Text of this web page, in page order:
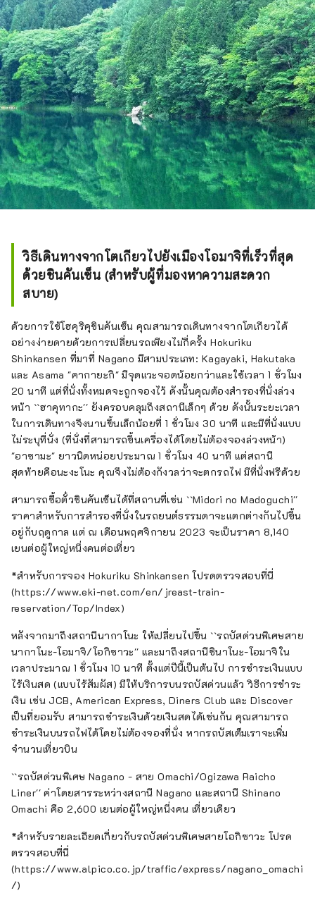
วิธีเดินทางจากโตเกียวไปยังเมืองโอมาจิที่เร็วที่สุด
ด้วยชินคันเซ็น (สำหรับผู้ที่มองหาความสะดวก
สบาย)
ด้วยการใช้โฮคุริคุชินคันเซ็น คุณสามารถเดินทางจากโตเกียวได้
อย่างง่ายดายด้วยการเปลี่ยนรถเพียงไม่กี่ครั้ง Hokuriku
Shinkansen ที่มาที่ Nagano มีสามประเภท: Kagayaki, Hakutaka
และ Asama "คากายะกิ" มีจุดแวะจอดน้อยกว่าและใช้เวลา 1 ชั่วโมง
20 นาที แต่ที่นั่งทั้งหมดจะถูกจองไว้ ดังนั้นคุณต้องสำรองที่นั่งล่วง
หน้า ``ฮาคุทากะ'' ยังครอบคลุมถึงสถานีเล็กๆ ด้วย ดังนั้นระยะเวลา
ในการเดินทางจึงนานขึ้นเล็กน้อยที่ 1 ชั่วโมง 30 นาที และมีที่นั่งแบบ
ไม่ระบุที่นั่ง (ที่นั่งที่สามารถขึ้นเครื่องได้โดยไม่ต้องจองล่วงหน้า)
"อาซามะ" ยาวนิดหน่อยประมาณ 1 ชั่วโมง 40 นาที แต่สถานี
สุดท้ายคือนะงะโนะ คุณจึงไม่ต้องกังวลว่าจะตกรถไฟ มีที่นั่งฟรีด้วย
สามารถซื้อตั๋วชินคันเซ็นได้ที่สถานที่เช่น ``Midori no Madoguchi''
ราคาสำหรับการสำรองที่นั่งในรถยนต์ธรรมดาจะแตกต่างกันไปขึ้น
อยู่กับฤดูกาล แต่ ณ เดือนพฤศจิกายน 2023 จะเป็นราคา 8,140
เยนต่อผู้ใหญ่หนึ่งคนต่อเที่ยว
*สำหรับการจอง Hokuriku Shinkansen โปรดตรวจสอบที่นี่
(https://www.eki-net.com/en/jreast-train-
reservation/Top/Index)
หลังจากมาถึงสถานีนากาโนะ ให้เปลี่ยนไปขึ้น ``รถบัสด่วนพิเศษสาย
นากาโนะ-โอมาจิ/โอกิซาวะ'' และมาถึงสถานีชินาโนะ-โอมาจิใน
เวลาประมาณ 1 ชั่วโมง 10 นาที ตั้งแต่ปีนี้เป็นต้นไป การชำระเงินแบบ
ไร้เงินสด (แบบไร้สัมผัส) มีให้บริการบนรถบัสด่วนแล้ว วิธีการชำระ
เงิน เช่น JCB, American Express, Diners Club และ Discover
เป็นที่ยอมรับ สามารถชำระเงินด้วยเงินสดได้เช่นกัน คุณสามารถ
ชำระเงินบนรถไฟได้โดยไม่ต้องจองที่นั่ง หากรถบัสเต็มเราจะเพิ่ม
จำนวนเที่ยวบิน
``รถบัสด่วนพิเศษ Nagano - สาย Omachi/Ogizawa Raicho
Liner'' ค่าโดยสารระหว่างสถานี Nagano และสถานี Shinano
Omachi คือ 2,600 เยนต่อผู้ใหญ่หนึ่งคน เที่ยวเดียว
*สำหรับรายละเอียดเกี่ยวกับรถบัสด่วนพิเศษสายโอกิซาวะ โปรด
ตรวจสอบที่นี่
(https://www.alpico.co.jp/traffic/express/nagano_omachi
/)